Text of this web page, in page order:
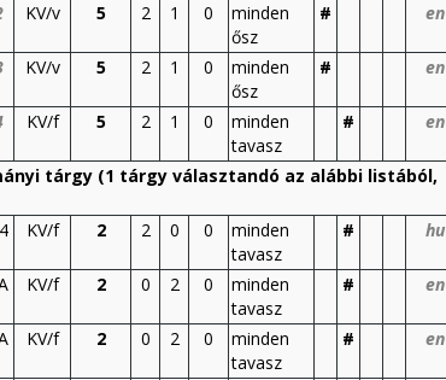
KV/v 5 2 1 0
minden
ősz
# en
KV/v 5 2 1 0
minden
ősz
# en
KV/f 5 2 1 0
minden
tavasz
# en
tárgy (1 tárgy választandó az alábbi listából,
KV/f 2 2 0 0
minden
tavasz
# hu
KV/f 2 0 2 0
minden
tavasz
# en
KV/f 2 0 2 0
minden
tavasz
# en